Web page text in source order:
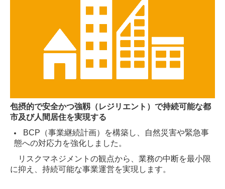
包摂的で安全かつ強靱（レジリエント）で持続可能な都
市及び人間居住を実現する
BCP（事業継続計画）を構築し、自然災害や緊急事
態への対応力を強化しました。
リスクマネジメントの観点から、業務の中断を最小限
に抑え、持続可能な事業運営を実現します。